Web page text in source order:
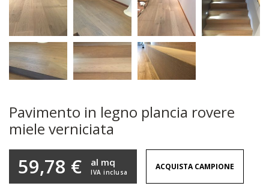
Pavimento in legno plancia rovere
miele verniciata
59,78 € IVA inclusa
al mq ACQUISTA CAMPIONE